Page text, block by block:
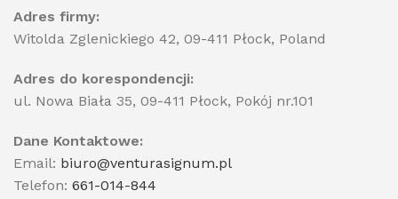
Adres firmy:
Witolda Zglenickiego 42, 09-411 Płock, Poland
Adres do korespondencji:
ul. Nowa Biała 35, 09-411 Płock, Pokój nr.101
Dane Kontaktowe:
Email: biuro@venturasignum.pl
Telefon: 661-014-844